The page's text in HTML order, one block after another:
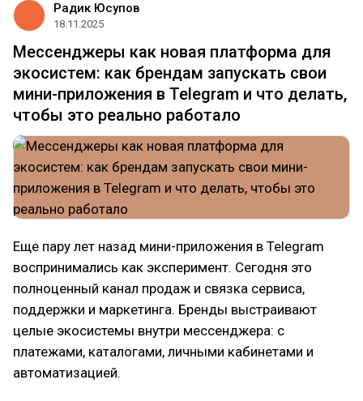
Радик Юсупов
18.11.2025
Мессенджеры как новая платформа для
экосистем: как брендам запускать свои
мини-приложения в Telegram и что делать,
чтобы это реально работало
Еще пару лет назад мини-приложения в Telegram
воспринимались как эксперимент. Сегодня это
полноценный канал продаж и связка сервиса,
поддержки и маркетинга. Бренды выстраивают
целые экосистемы внутри мессенджера: с
платежами, каталогами, личными кабинетами и
автоматизацией.